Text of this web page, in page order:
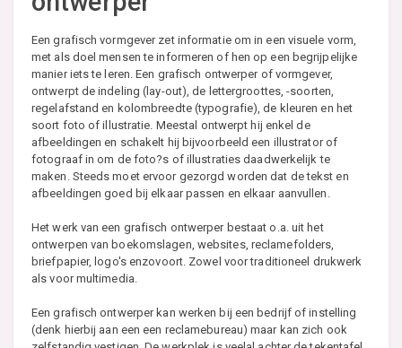
Een grafisch vormgever zet informatie om in een visuele vorm,
met als doel mensen te informeren of hen op een begrijpelijke
manier iets te leren. Een grafisch ontwerper of vormgever,
ontwerpt de indeling (lay-out), de lettergroottes, -soorten,
regelafstand en kolombreedte (typografie), de kleuren en het
soort foto of illustratie. Meestal ontwerpt hij enkel de
afbeeldingen en schakelt hij bijvoorbeeld een illustrator of
fotograaf in om de foto?s of illustraties daadwerkelijk te
maken. Steeds moet ervoor gezorgd worden dat de tekst en
afbeeldingen goed bij elkaar passen en elkaar aanvullen.
Het werk van een grafisch ontwerper bestaat o.a. uit het
ontwerpen van boekomslagen, websites, reclamefolders,
briefpapier, logo's enzovoort. Zowel voor traditioneel drukwerk
als voor multimedia.
Een grafisch ontwerper kan werken bij een bedrijf of instelling
(denk hierbij aan een een reclamebureau) maar kan zich ook